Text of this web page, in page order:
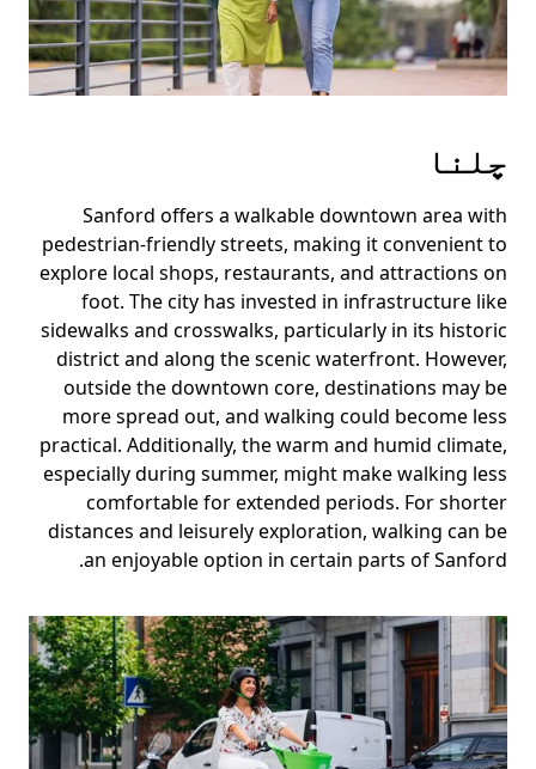
چلنا
Sanford offers a walkable downtown area with
pedestrian-friendly streets, making it convenient to
explore local shops, restaurants, and attractions on
foot. The city has invested in infrastructure like
sidewalks and crosswalks, particularly in its historic
district and along the scenic waterfront. However,
outside the downtown core, destinations may be
more spread out, and walking could become less
practical. Additionally, the warm and humid climate,
especially during summer, might make walking less
comfortable for extended periods. For shorter
distances and leisurely exploration, walking can be
an enjoyable option in certain parts of Sanford.